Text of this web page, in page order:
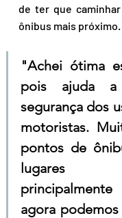
de ter que
ônibus mais próximo.
"Achei ótima
pois ajuda
segurança dos
motoristas.
pontos de
lugares
agora